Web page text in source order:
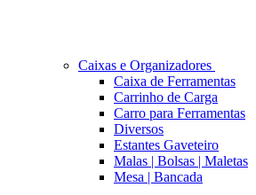
Caixas e Organizadores
Caixa de Ferramentas
Carrinho de Carga
Carro para Ferramentas
Diversos
Estantes Gaveteiro
Malas | Bolsas | Maletas
Mesa | Bancada